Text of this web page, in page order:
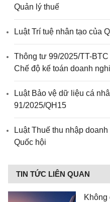
Quản lý thuế
Luật Trí tuệ nhân tạo của
Thông tư 99/2025/TT-
Chế độ kế toán doanh
Luật Bảo vệ dữ liệu cá
91/2025/QH15
Luật Thuế thu nhập
Quốc hội
TIN TỨC LIÊN QUAN